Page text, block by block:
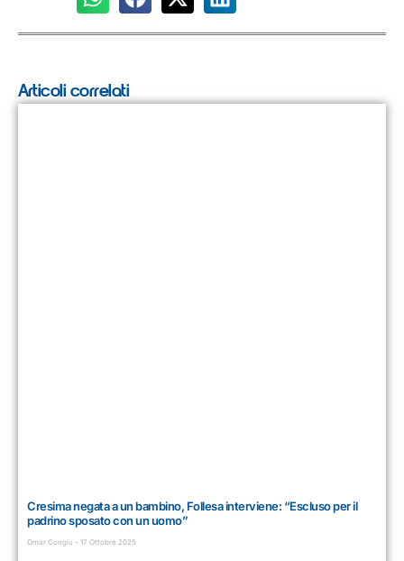
Articoli correlati
Cresima negata a un bambino, Follesa interviene: “Escluso per il
padrino sposato con un uomo”
Omar Congiu 17 Ottobre 2025